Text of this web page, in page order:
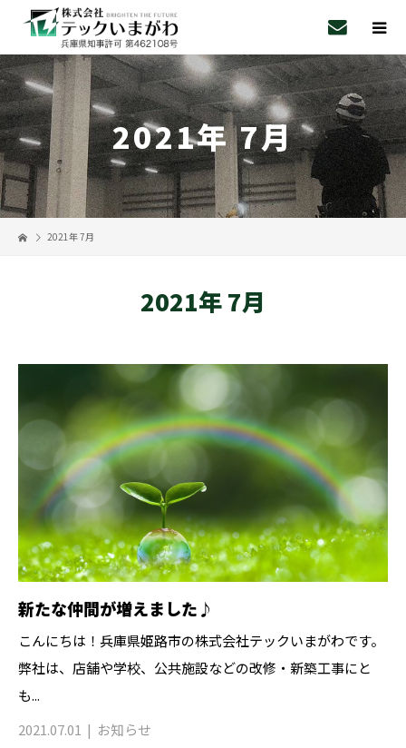
2021年 7月
2021年 7月
2021年 7月
新たな仲間が増えました♪
こんにちは！兵庫県姫路市の株式会社テックいまがわです。
弊社は、店舗や学校、公共施設などの改修・新築工事にと
も...
2021.07.01
お知らせ